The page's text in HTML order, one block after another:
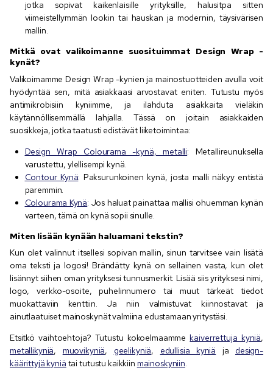
jotka sopivat kaikenlaisille yrityksille, halusitpa sitten
viimeistellymmän lookin tai hauskan ja modernin, täysivärisen
mallin.
Mitkä ovat valikoimanne suosituimmat Design Wrap -
kynät?
Valikoimamme Design Wrap -kynien ja mainostuotteiden avulla voit
hyödyntää sen, mitä asiakkaasi arvostavat eniten. Tutustu myös
antimikrobisiin kyniimme, ja ilahduta asiakkaita vieläkin
käytännöllisemmällä lahjalla. Tässä on joitain asiakkaiden
suosikkeja, jotka taatusti edistävät liiketoimintaa:
Design Wrap Colourama -kynä, metalli: Metallireunuksella
varustettu, ylellisempi kynä.
Contour Kynä: Paksurunkoinen kynä, josta malli näkyy entistä
paremmin.
Colourama Kynä: Jos haluat painattaa mallisi ohuemman kynän
varteen, tämä on kynä sopii sinulle.
Miten lisään kynään haluamani tekstin?
Kun olet valinnut itsellesi sopivan mallin, sinun tarvitsee vain lisätä
oma teksti ja logosi! Brändätty kynä on sellainen vasta, kun olet
lisännyt siihen oman yrityksesi tunnusmerkit. Lisää siis yrityksesi nimi,
logo, verkko-osoite, puhelinnumero tai muut tärkeät tiedot
muokattaviin kenttiin. Ja niin valmistuvat kiinnostavat ja
ainutlaatuiset mainoskynät valmiina edustamaan yritystäsi.
Etsitkö vaihtoehtoja? Tutustu kokoelmaammekaiverrettuja kyniä,
metallikyniä, muovikyniä, geelikyniä, edullisia kyniä ja design-
käärittyjä kyniä tai tutustu kaikkiin mainoskyniin.